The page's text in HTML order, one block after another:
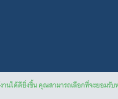
านได้ดียิ่งขึ้น คุณสามารถเลือกที่จะยอมรับ